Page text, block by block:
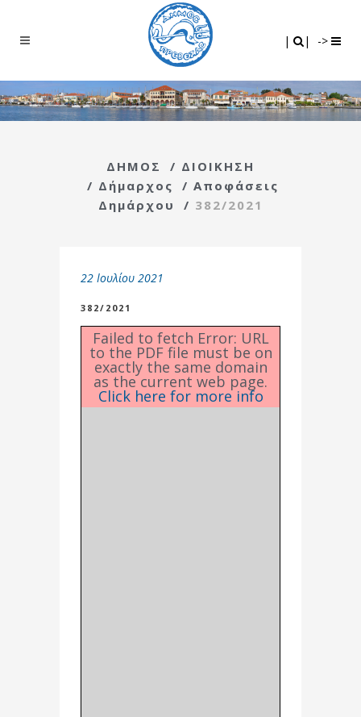
| | ->
ΔΗΜΟΣ / ΔΙΟΙΚΗΣΗ
/ Δήμαρχος / Αποφάσεις
Δημάρχου
/ 382/2021
22 Ιουλίου 2021
382/2021
Failed to fetch Error: URL
to the PDF file must be on
exactly the same domain
as the current web page.
Click here for more info